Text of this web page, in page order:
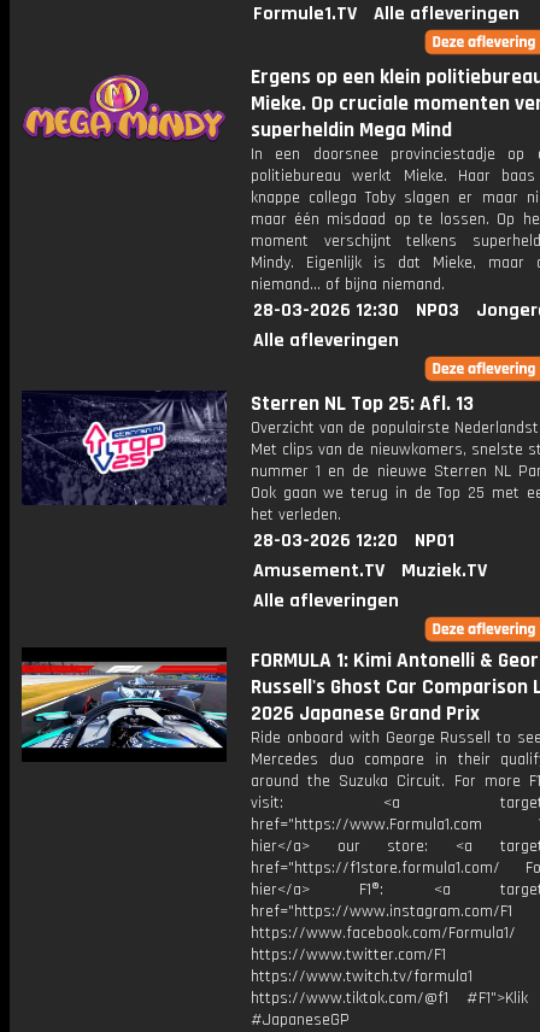
Formule1.TV
Alle afleveringen
Ergens op een klein
Mieke. Op cruciale momenten
superheldin Mega Mind
In een doorsnee provinciestadje op
politiebureau werkt Mieke. Haar
knappe collega Toby slagen er maar
maar één misdaad op te lossen. Op
moment verschijnt telkens
Mindy. Eigenlijk is dat Mieke, maar
niemand... of bijna niemand.
28-03-2026 12:30 NPO3
Alle afleveringen
Sterren NL Top 25: Afl. 13
Overzicht van de populairste
Met clips van de nieuwkomers, snelste
nummer 1 en de nieuwe Sterren NL
Ook gaan we terug in de Top 25 met
het verleden.
28-03-2026 12:20
NPO1
Amusement.TV
Muziek.TV
Alle afleveringen
FORMULA 1: Kimi Antonelli &
Russell's Ghost Car Comparison
2026 Japanese Grand Prix
Ride onboard with George Russell to
Mercedes duo compare in their
around the Suzuka Circuit. For more
visit: <a
href="https://www.Formula1.com
hier</a> our store: <a
href="https://f1store.formula1.com/
hier</a> F1®: <a
href="https://www.instagram.com/F1
https://www.facebook.com/Formula1/
https://www.twitter.com/F1
https://www.twitch.tv/formula1
https://www.tiktok.com/@f1
#JapaneseGP